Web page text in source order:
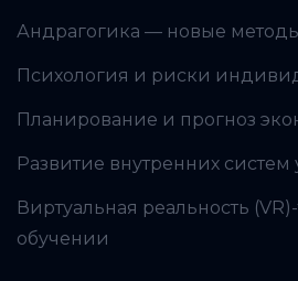
Андрагогика — новые
Психология и риски
Планирование и прогноз
Развитие внутренних систем
Виртуальная реальность
обучении